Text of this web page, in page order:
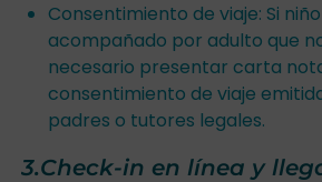
Consentimiento de viaje: Si
acompañado por adulto que
necesario presentar carta
consentimiento de viaje
padres o tutores legales.
3.Check-in en línea y